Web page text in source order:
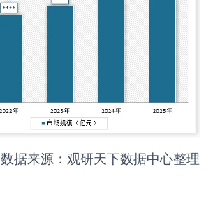
数据来源：观研天下数据中心整理